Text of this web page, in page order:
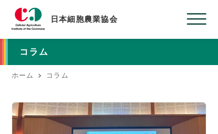
日本細胞農業協会
コラム
ホーム コラム